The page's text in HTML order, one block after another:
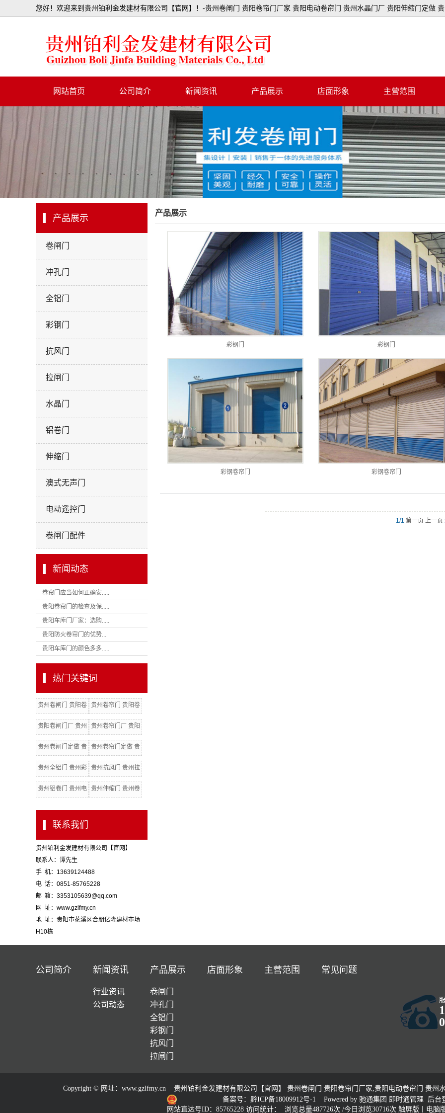
您好！欢迎来到贵州铂利金发建材有限公司【官网】！-贵州卷闸门 贵阳卷帘门厂家 贵阳电动卷帘门 贵州水晶门厂 贵阳伸缩门定做
网站首页 公司简介 新闻资讯
公司动态
产品展示
冲孔门
全铝门
彩钢门
抗风门
铝卷门
伸缩门
澳式无声门
电动遥控门
卷闸门配件
店面形象 主营范围
产品展示
卷闸门
冲孔门
全铝门
彩钢门
抗风门
拉闸门
水晶门
铝卷门
伸缩门
澳式无声门
电动遥控门
卷闸门配件
新闻动态
卷帘门应当如何正确安.....
贵阳卷帘门的检查及保.....
贵阳车库门厂家：选购.....
贵阳防火卷帘门的优势...
贵阳车库门的颜色多多.....
热门关键词
贵州卷闸门 贵阳卷
闸门
贵州卷帘门 贵阳卷
帘门 贵州卷闸门厂
贵阳卷闸门厂 贵州
卷闸门批发
贵州卷帘门厂 贵阳
卷帘门厂 贵阳电动
贵州卷闸门定做 贵
阳卷闸门定做
贵州卷帘门定做 贵
阳卷帘门定做
贵州全铝门 贵州彩
钢门
贵州抗风门 贵州拉
闸门 贵州水晶门
贵州铝卷门 贵州电 贵州伸缩门 贵州卷
联系我们
贵州铂利金发建材有限公司【官网】
联系人：谭先生
手 机：13639124488
电 话：0851-85765228
邮 箱：3353105639@qq.com
网 址：www.gzlfmy.cn
地 址：贵阳市花溪区合朋亿隆建材市场
H10栋
产品展示
彩钢门 彩钢门
彩钢卷帘门 彩钢卷帘门
1/1 第一页 上一页
公司简介 新闻资讯
行业资讯
公司动态
产品展示
卷闸门
冲孔门
全铝门
彩钢门
抗风门
拉闸门
店面形象 主营范围 常见问题
Copyright © 网址： www.gzlfmy.cn 贵州铂利金发建材有限公司【官网】 贵州卷闸门 贵阳卷帘门厂家,贵阳电动卷帘门 贵州
备案号：黔ICP备18009912号-1
Powered by 驰通集团 即时通管理
后台
网站直达号ID：85765228 访问统计： 浏览总量487726次 /今日浏览30716次 触屏版 电脑